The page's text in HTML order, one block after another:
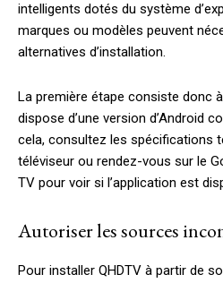
intelligents dotés du système
marques ou modèles peuvent
alternatives d’installation.
La première étape consiste donc
dispose d’une version d’Android
cela, consultez les spécifications
téléviseur ou rendez-vous sur le
TV pour voir si l’application est
Autoriser les sources
Pour installer QHDTV à partir de